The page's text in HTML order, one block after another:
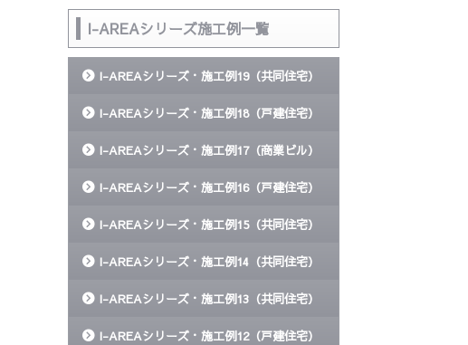
I-AREAシリーズ施工例一覧
I-AREAシリーズ・施工例19（共同住宅）
I-AREAシリーズ・施工例18（戸建住宅）
I-AREAシリーズ・施工例17（商業ビル）
I-AREAシリーズ・施工例16（戸建住宅）
I-AREAシリーズ・施工例15（共同住宅）
I-AREAシリーズ・施工例14（共同住宅）
I-AREAシリーズ・施工例13（共同住宅）
I-AREAシリーズ・施工例12（戸建住宅）